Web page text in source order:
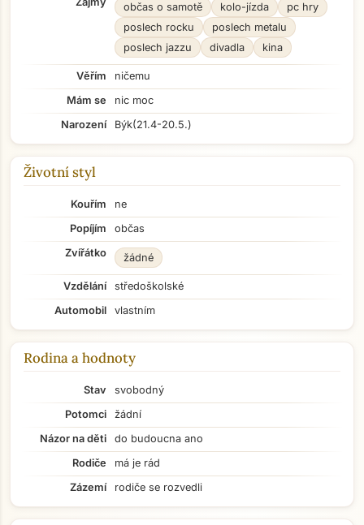
občas o samotě kolo-jízda
pc hry
poslech rocku
poslech metalu
poslech jazzu
divadla kina
Věřím
ničemu
Mám se
nic moc
Narození
Býk(21.4-20.5.)
Životní styl
Kouřím
ne
Popíjím
občas
Zvířátko
žádné
Vzdělání
středoškolské
Automobil
vlastním
Rodina a hodnoty
Stav
svobodný
Potomci
žádní
Názor na děti
do budoucna ano
Rodiče
má je rád
Zázemí
rodiče se rozvedli